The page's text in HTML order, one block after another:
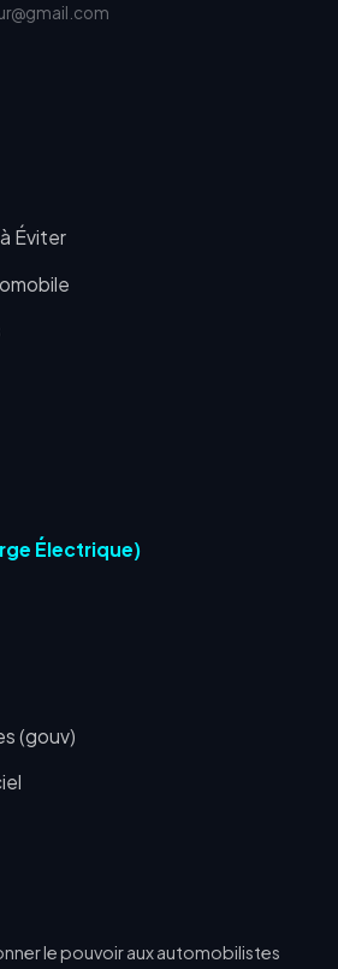
Éviter
Électrique)
(gouv)
le pouvoir aux automobilistes